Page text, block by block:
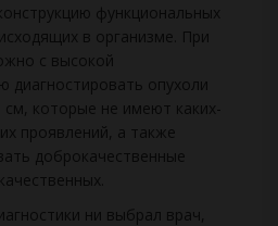
функциональных
в организме. При
с высокой
диагностировать опухоли
которые не имеют каких-
проявлений, а также
доброкачественные
ни выбрал врач,